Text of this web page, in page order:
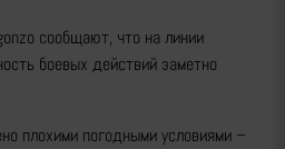
сообщают, что на линии
боевых действий заметно
плохими погодными условиями –